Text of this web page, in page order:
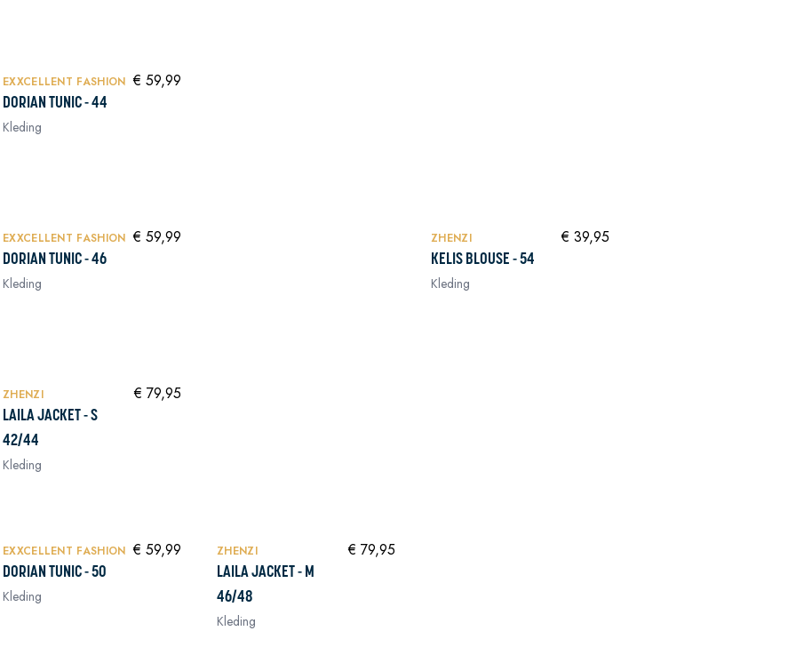
In winkelwagen
EXXCELLENT FASHION
DORIAN TUNIC - 44
Kleding
€ 59,99
In winkelwagen
EXXCELLENT FASHION
DORIAN TUNIC - 46
Kleding
€ 59,99 In winkelwagen
ZHENZI
KELIS BLOUSE - 54
Kleding
€ 39,95
In winkelwagen
ZHENZI
LAILA JACKET - S
42/44
Kleding
€ 79,95
In winkelwagen
EXXCELLENT FASHION
DORIAN TUNIC - 50
Kleding
€ 59,99 In winkelwagen
ZHENZI
LAILA JACKET - M
46/48
Kleding
€ 79,95